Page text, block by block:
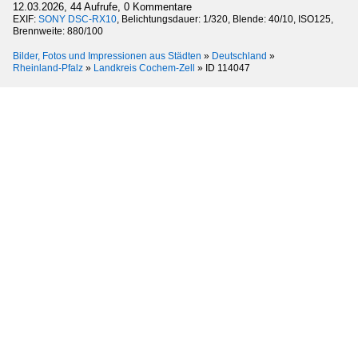
12.03.2026, 44 Aufrufe, 0 Kommentare
EXIF: SONY DSC-RX10, Belichtungsdauer: 1/320, Blende: 40/10, ISO125,
Brennweite: 880/100
Bilder, Fotos und Impressionen aus Städten » Deutschland »
Rheinland-Pfalz » Landkreis Cochem-Zell » ID 114047